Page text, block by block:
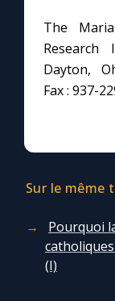
Faire un don
Marie de
The
Dayton,
Fax : 937-
Sur le même
Pourquoi
(I)